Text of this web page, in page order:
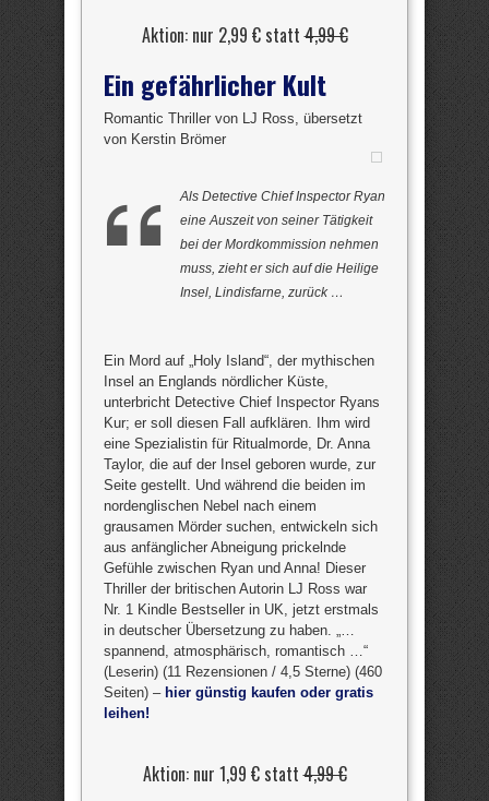
Aktion: nur 2,99 € statt4,99 €
Ein gefährlicher Kult
Romantic Thriller von LJ Ross, übersetzt
von Kerstin Brömer
Als Detective Chief Inspector Ryan
eine Auszeit von seiner Tätigkeit
bei der Mordkommission nehmen
muss, zieht er sich auf die Heilige
Insel, Lindisfarne, zurück …
Ein Mord auf „Holy Island“, der mythischen
Insel an Englands nördlicher Küste,
unterbricht Detective Chief Inspector Ryans
Kur; er soll diesen Fall aufklären. Ihm wird
eine Spezialistin für Ritualmorde, Dr. Anna
Taylor, die auf der Insel geboren wurde, zur
Seite gestellt. Und während die beiden im
nordenglischen Nebel nach einem
grausamen Mörder suchen, entwickeln sich
aus anfänglicher Abneigung prickelnde
Gefühle zwischen Ryan und Anna! Dieser
Thriller der britischen Autorin LJ Ross war
Nr. 1 Kindle Bestseller in UK, jetzt erstmals
in deutscher Übersetzung zu haben. „…
spannend, atmosphärisch, romantisch …“
(Leserin) (11 Rezensionen / 4,5 Sterne) (460
Seiten) – hier günstig kaufen oder gratis
leihen!
Aktion: nur 1,99 € statt4,99 €